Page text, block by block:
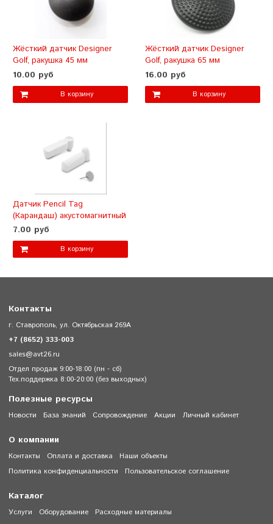
Жёсткий датчик Designer
Golf, ракушка 45 мм
10.00 руб
В корзину
Жёсткий датчик Designer
Golf, ракушка 65 мм
16.00 руб
В корзину
Датчик Pencil Tag
(Карандаш) акустомагнитный
7.00 руб
В корзину
Полезные ресурсы
Новости База знаний Сопровождение Акции Личный кабинет
О компании
Контакты Оплата и доставка
Наши объекты
Политика конфиденциальности
Пользовательское соглашение
Каталог
Услуги Оборудование
Расходные материалы
Контакты
г. Ставрополь, ул. Октябрьская 269А
+7 (8652) 333-003
sales@avt26.ru
Отдел продаж 9:00-18:00 (пн - сб)
Тех.поддержка 8:00-20:00 (без выходных)